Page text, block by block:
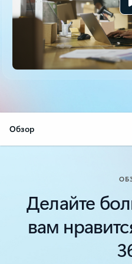
Обзор
Делайте
вам